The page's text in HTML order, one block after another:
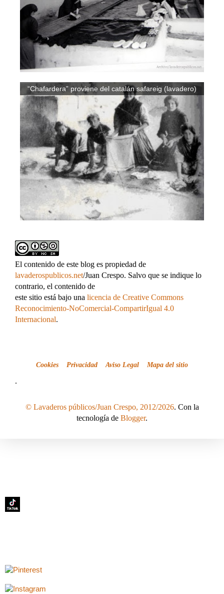
“Chafardera” proviene del catalán safareig (lavadero)
El contenido de este blog es propiedad de
lavaderospublicos.net/Juan Crespo. Salvo que se indique lo
contrario, el contenido de
este sitio está bajo una licencia de Creative Commons
Reconocimiento-NoComercial-CompartirIgual 4.0
Internacional.
Cookies Privacidad Aviso Legal Mapa del sitio
.
© Lavaderos públicos/Juan Crespo, 2012/2026. Con la
tecnología de Blogger.